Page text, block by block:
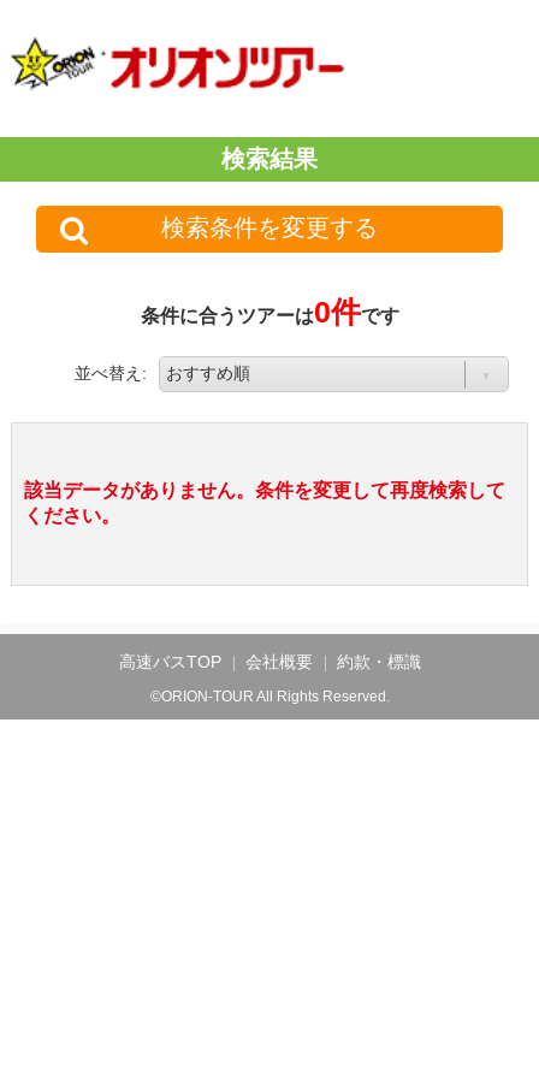
検索結果
検索条件を変更する
条件に合うツアーは0件です
並べ替え:
該当データがありません。条件を変更して再度検索して
ください。
高速バスTOP 会社概要 約款・標識
©ORION-TOUR All Rights Reserved.